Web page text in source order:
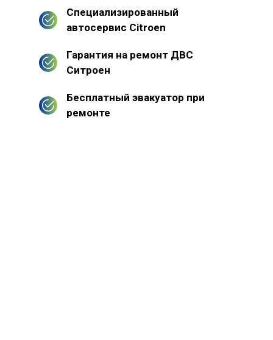
Специализированный
автосервис Citroen
Гарантия на ремонт ДВС
Ситроен
Бесплатный эвакуатор при
ремонте